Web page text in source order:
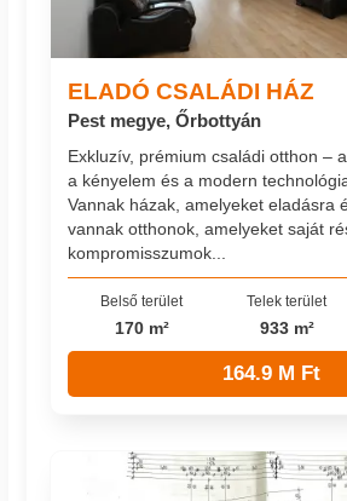
ELADÓ CSALÁDI HÁZ
Pest megye, Őrbottyán
Exkluzív, prémium családi otthon –
a kényelem és a modern
Vannak házak, amelyeket eladásra
vannak otthonok, amelyeket saját
kompromisszumok...
Belső terület
170 m²
Telek terület
933 m²
164.9 M Ft